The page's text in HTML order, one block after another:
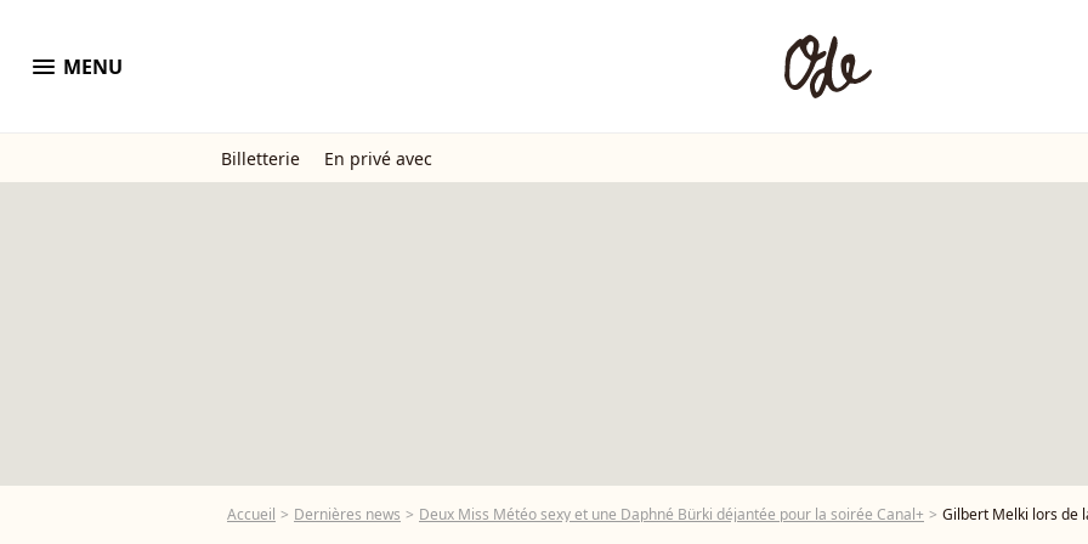
menu MENU
Billetterie En privé avec
Accueil Dernières news Deux Miss Météo sexy et une Daphné Bürki déjantée pour la soirée Canal+ Gilbert Melki lors de la soirée de